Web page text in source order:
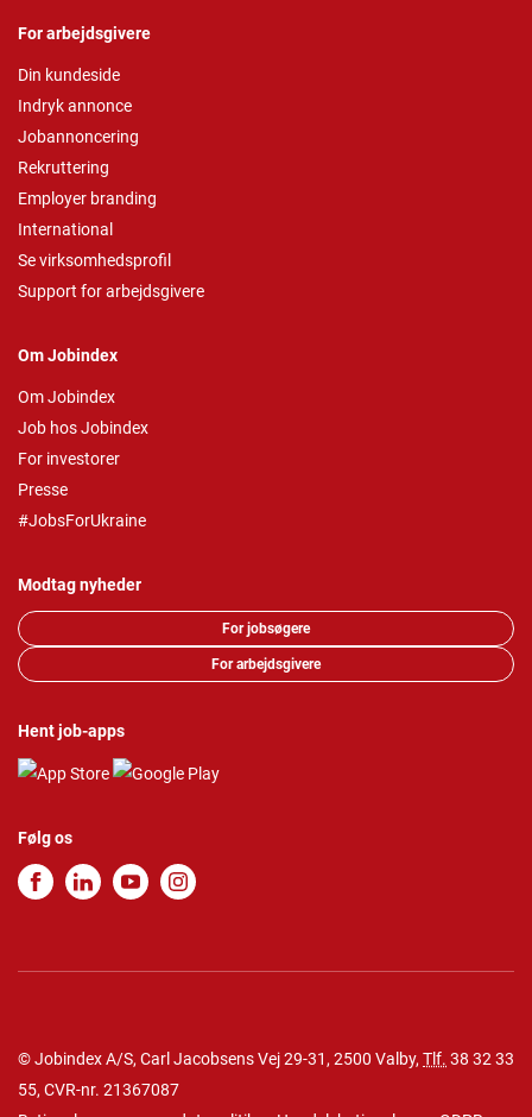
For arbejdsgivere
Din kundeside
Indryk annonce
Jobannoncering
Rekruttering
Employer branding
International
Se virksomhedsprofil
Support for arbejdsgivere
Om Jobindex
Om Jobindex
Job hos Jobindex
For investorer
Presse
#JobsForUkraine
Modtag nyheder
For jobsøgere
For arbejdsgivere
Hent job-apps
Følg os
© Jobindex A/S, Carl Jacobsens Vej 29-31, 2500 Valby, Tlf. 38 32 33
55, CVR-nr. 21367087